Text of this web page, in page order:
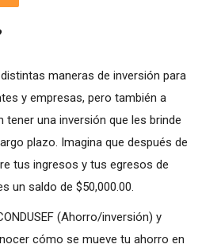
maneras de inversión para
y empresas, pero también a
tener una inversión que les brinde
plazo. Imagina que después de
tus ingresos y tus egresos de
un saldo de $50,000.00.
(Ahorro/inversión) y
cómo se mueve tu ahorro en